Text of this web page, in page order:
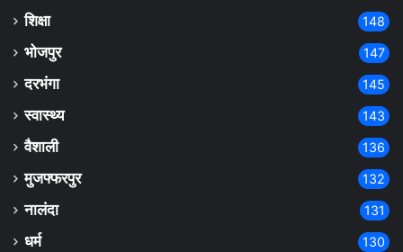
शिक्षा 148
भोजपुर 147
दरभंगा 145
स्वास्थ्य 143
वैशाली 136
मुजफ्फरपुर 132
नालंदा 131
धर्म 130